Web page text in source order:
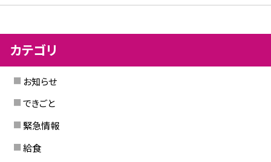
カテゴリ
お知らせ
できごと
緊急情報
給食